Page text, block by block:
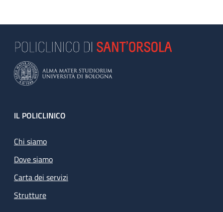
Footer
IL POLICLINICO
Chi siamo
Dove siamo
Carta dei servizi
Strutture